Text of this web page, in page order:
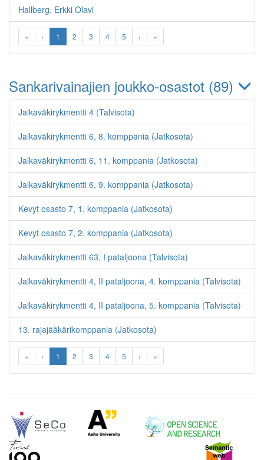
Hallberg, Erkki Olavi
« ‹ 1 2 3 4 5 › »
Sankarivainajien joukko-osastot (89)
Jalkaväkirykmentti 4 (Talvisota)
Jalkaväkirykmentti 6, 8. komppania (Jatkosota)
Jalkaväkirykmentti 6, 11. komppania (Jatkosota)
Jalkaväkirykmentti 6, 9. komppania (Jatkosota)
Kevyt osasto 7, 1. komppania (Jatkosota)
Kevyt osasto 7, 2. komppania (Jatkosota)
Jalkaväkirykmentti 63, I pataljoona (Talvisota)
Jalkaväkirykmentti 4, II pataljoona, 4. komppania (Talvisota)
Jalkaväkirykmentti 4, II pataljoona, 5. komppania (Talvisota)
13. rajajääkärikomppania (Jatkosota)
« ‹ 1 2 3 4 5 › »